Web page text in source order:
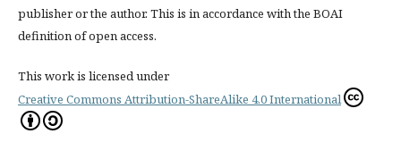
publisher or the author. This is in accordance with the BOAI
definition of open access.
This work is licensed under
Creative Commons Attribution-ShareAlike 4.0 International